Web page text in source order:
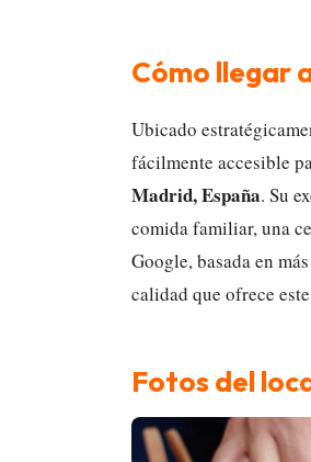
Cómo llegar
Ubicado
fácilmente accesible
Madrid, España. Su
comida familiar, una
Google, basada en
calidad que ofrece
Fotos del